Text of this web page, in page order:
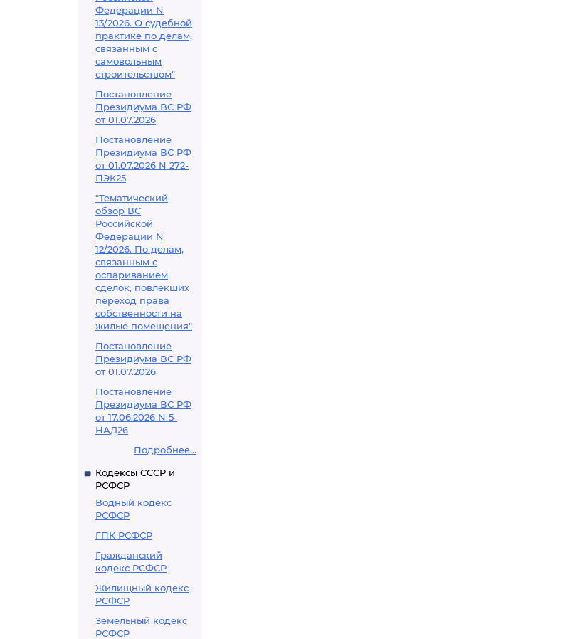
Федерации N
13/2026. О судебной
практике по делам,
связанным с
самовольным
строительством"
Постановление
Президиума ВС РФ
от 01.07.2026
Постановление
Президиума ВС РФ
от 01.07.2026 N 272-
ПЭК25
"Тематический
обзор ВС
Российской
Федерации N
12/2026. По делам,
связанным с
оспариванием
сделок, повлекших
переход права
собственности на
жилые помещения"
Постановление
Президиума ВС РФ
от 01.07.2026
Постановление
Президиума ВС РФ
от 17.06.2026 N 5-
НАД26
Подробнее...
Кодексы СССР и
РСФСР
Водный кодекс
РСФСР
ГПК РСФСР
Гражданский
кодекс РСФСР
Жилищный кодекс
РСФСР
Земельный кодекс
РСФСР